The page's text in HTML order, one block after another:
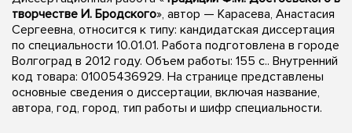
творчестве И. Бродского», автор — Карасева, Анастасия
Сергеевна, относится к типу: кандидатская диссертация
по специальности 10.01.01. Работа подготовлена в городе
Волгоград в 2012 году. Объем работы: 155 с.. Внутренний
код товара: 01005436929. На странице представлены
основные сведения о диссертации, включая название,
автора, год, город, тип работы и шифр специальности.